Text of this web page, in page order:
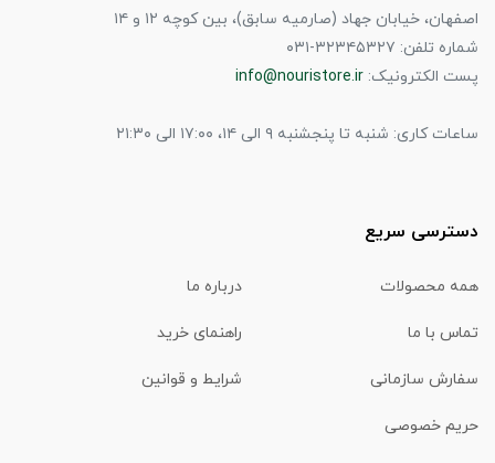
اصفهان، خیابان جهاد (صارمیه سابق)، بین کوچه ۱۲ و ۱۴
شماره تلفن: ۳۲۳۴۵۳۲۷-۰۳۱
پست الکترونیک: info@nouristore.ir
ساعات کاری: شنبه تا پنجشنبه ۹ الی ۱۴، ۱۷:۰۰ الی ۲۱:۳۰
دسترسی سریع
همه محصولات درباره ما
تماس با ما راهنمای خرید
سفارش سازمانی شرایط و قوانین
حریم خصوصی